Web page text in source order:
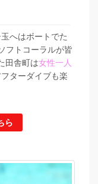
へはボートでた
フトコーラルが皆
田舎町は女性一人
ターダイブも楽
ら